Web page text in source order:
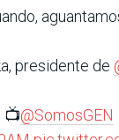
presidente de
📺@SomosGEN